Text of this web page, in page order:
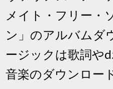
メイト・フリー・
ン」のアルバムダ
ージックは歌詞や
音楽のダウンロー